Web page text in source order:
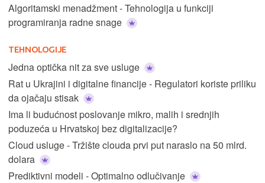
Algoritamski menadžment - Tehnologija u funkciji
programiranja radne snage
TEHNOLOGIJE
Jedna optička nit za sve usluge
Rat u Ukrajini i digitalne financije - Regulatori koriste priliku
da ojačaju stisak
Ima li budućnost poslovanje mikro, malih i srednjih
poduzeća u Hrvatskoj bez digitalizacije?
Cloud usluge - Tržište clouda prvi put naraslo na 50 mlrd.
dolara
Prediktivni modeli - Optimalno odlučivanje